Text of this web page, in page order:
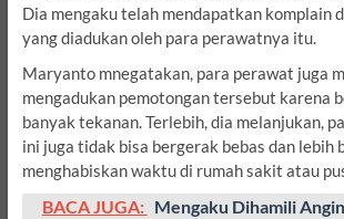
Dia mengaku telah mendapatkan komplain
yang diadukan oleh para perawatnya itu.
Maryanto mnegatakan, para perawat juga
mengadukan pemotongan tersebut karena
banyak tekanan. Terlebih, dia melanjukan,
ini juga tidak bisa bergerak bebas dan lebih
menghabiskan waktu di rumah sakit atau
BACA JUGA: Mengaku Dihamili Angin